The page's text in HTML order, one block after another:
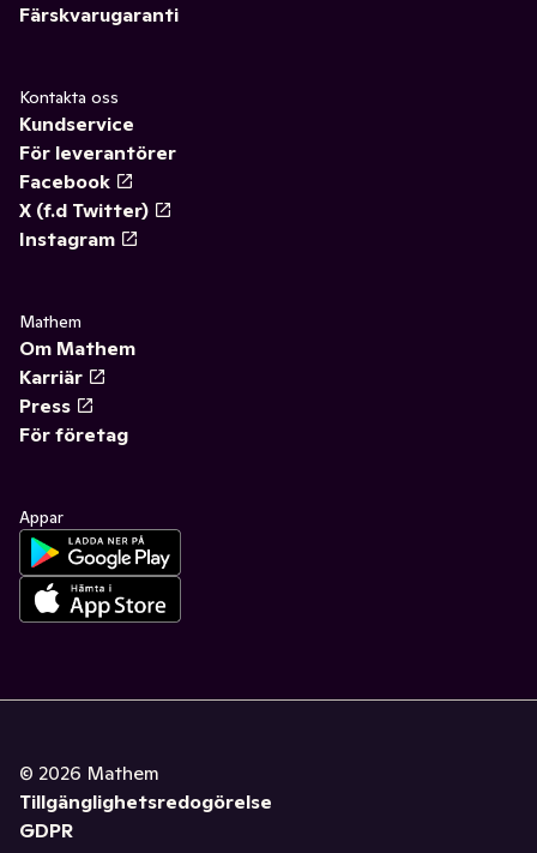
Färskvarugaranti
Kontakta oss
Kundservice
För leverantörer
Facebook
X (f.d Twitter)
Instagram
Mathem
Om Mathem
Karriär
Press
För företag
Appar
© 2026 Mathem
Tillgänglighetsredogörelse
GDPR